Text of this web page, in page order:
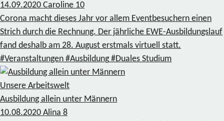
14.09.2020 Caroline 10
Corona macht dieses Jahr vor allem Eventbesuchern einen
Strich durch die Rechnung. Der jährliche EWE-Ausbildungslauf
fand deshalb am 28. August erstmals virtuell statt.
#Veranstaltungen #Ausbildung #Duales Studium
Unsere Arbeitswelt
Ausbildung allein unter Männern
10.08.2020 Alina 8